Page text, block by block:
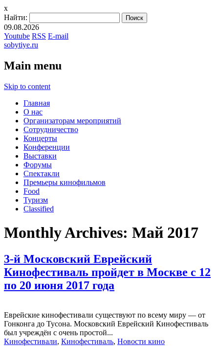
x
Найти:
09.08.2026
Youtube RSS E-mail
sobytiye.ru
Main menu
Skip to content
Главная
О нас
Организаторам мероприятий
Сотрудничество
Концерты
Конференции
Выставки
Форумы
Спектакли
Премьеры кинофильмов
Food
Туризм
Сlassified
Monthly Archives: Май 2017
3-й Московский Еврейский
Кинофестиваль пройдет в Москве с 12
по 20 июня 2017 года
Еврейские кинофестивали существуют по всему миру — от
Гонконга до Тусона. Московский Еврейский Кинофестиваль
был учреждён с очень простой...
Кинофестивали, Кинофестиваль, Новости кино